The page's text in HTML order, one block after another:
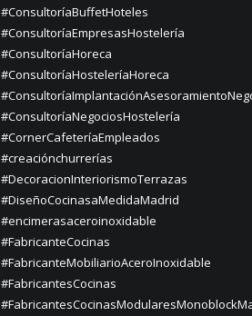
#ConsultoríaBuffetHoteles
#ConsultoríaEmpresasHostelería
#ConsultoríaHoreca
#ConsultoríaHosteleríaHoreca
#ConsultoríaNegociosHostelería
#CornerCafeteríaEmpleados
#creaciónchurrerías
#DecoracionInteriorismoTerrazas
#DiseñoCocinasaMedidaMadrid
#encimerasaceroinoxidable
#FabricanteCocinas
#FabricanteMobiliarioAceroInoxidable
#FabricantesCocinas